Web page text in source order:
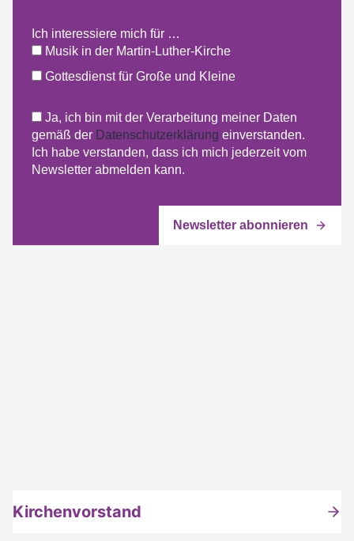
Ich interessiere mich für …
Musik in der Martin-Luther-Kirche
Gottesdienst für Große und Kleine
Ja, ich bin mit der Verarbeitung meiner Daten
gemäß der Datenschutzerklärung einverstanden.
Ich habe verstanden, dass ich mich jederzeit vom
Newsletter abmelden kann.
Kirchenvorstand